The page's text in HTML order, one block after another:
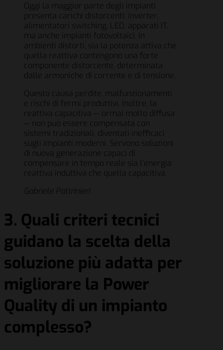
Oggi la maggior parte degli impianti
presenta carichi distorcenti: inverter,
alimentatori switching, LED, apparati IT,
ma anche impianti fotovoltaici. In
ambienti distorti, sia la potenza attiva che
quella reattiva contengono una forte
componente distorcente, determinata
dalle armoniche di corrente e di tensione.
Questo causa perdite, malfunzionamenti
e rischi di fermi produttivi. Inoltre, la
reattiva capacitiva — ormai molto diffusa
— non può essere compensata con
sistemi tradizionali, diventati inefficaci
sugli impianti moderni. Servono soluzioni
di nuova generazione capaci di
compensare in tempo reale sia l’energia
reattiva induttiva che quella capacitiva.
Gabriele Paltrinieri
3. Quali criteri tecnici
guidano la scelta della
soluzione più adatta per
migliorare la Power
Quality di un impianto
complesso?